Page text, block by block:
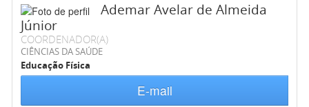
Ademar Avelar de Almeida
Júnior
COORDENADOR(A)
CIÊNCIAS DA SAÚDE
Educação Física
E-mail